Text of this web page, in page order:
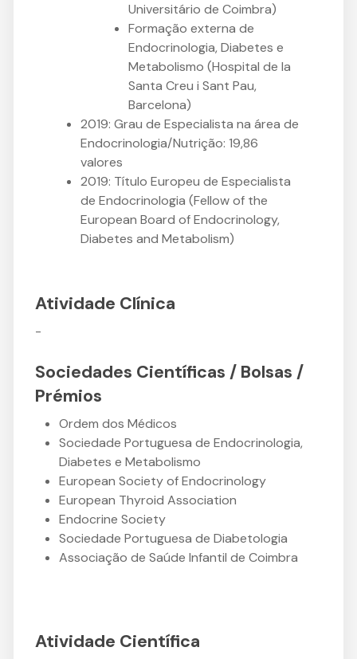
Universitário de Coimbra)
Formação externa de
Endocrinologia, Diabetes e
Metabolismo (Hospital de la
Santa Creu i Sant Pau,
Barcelona)
2019: Grau de Especialista na área de
Endocrinologia/Nutrição: 19,86
valores
2019: Título Europeu de Especialista
de Endocrinologia (Fellow of the
European Board of Endocrinology,
Diabetes and Metabolism)
Atividade Clínica
-
Sociedades Científicas / Bolsas /
Prémios
Ordem dos Médicos
Sociedade Portuguesa de Endocrinologia,
Diabetes e Metabolismo
European Society of Endocrinology
European Thyroid Association
Endocrine Society
Sociedade Portuguesa de Diabetologia
Associação de Saúde Infantil de Coimbra
Atividade Científica